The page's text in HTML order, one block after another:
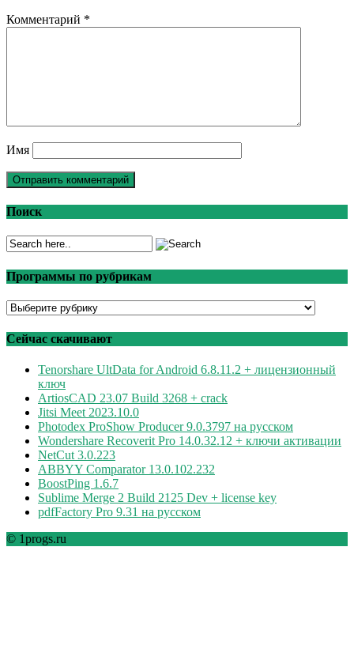
Комментарий *
Имя
Поиск
Программы по рубрикам
Программы
рубрикам
Сейчас скачивают
Tenorshare UltData for Android 6.8.11.2 + лицензионный
ключ
ArtiosCAD 23.07 Build 3268 + crack
Jitsi Meet 2023.10.0
Photodex ProShow Producer 9.0.3797 на русском
Wondershare Recoverit Pro 14.0.32.12 + ключи активации
NetCut 3.0.223
ABBYY Comparator 13.0.102.232
BoostPing 1.6.7
Sublime Merge 2 Build 2125 Dev + license key
pdfFactory Pro 9.31 на русском
© 1progs.ru